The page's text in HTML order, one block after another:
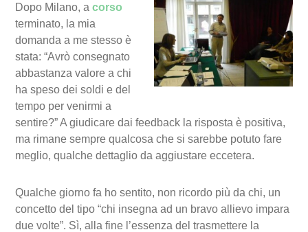
Dopo Milano, acorso
terminato, la mia
domanda a me stesso è
stata: “Avrò consegnato
abbastanza valore a chi
ha speso dei soldi e del
tempo per venirmi a
sentire?” A giudicare dai feedback la risposta è positiva,
ma rimane sempre qualcosa che si sarebbe potuto fare
meglio, qualche dettaglio da aggiustare eccetera.
Qualche giorno fa ho sentito, non ricordo più da chi, un
concetto del tipo “chi insegna ad un bravo allievo impara
due volte”. Sì, alla fine l’essenza del trasmettere la